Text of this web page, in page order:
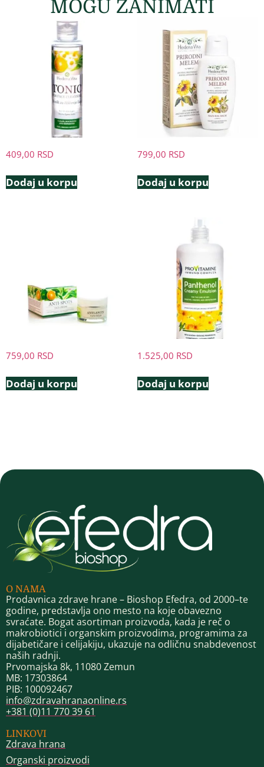
MOGU ZANIMATI
409,00 RSD
Dodaj u korpu
799,00 RSD
Dodaj u korpu
759,00 RSD
Dodaj u korpu
1.525,00 RSD
Dodaj u korpu
O NAMA
Prodavnica zdrave hrane – Bioshop Efedra, od 2000–te
godine, predstavlja ono mesto na koje obavezno
svraćate. Bogat asortiman proizvoda, kada je reč o
makrobiotici i organskim proizvodima, programima za
dijabetičare i celijakiju, ukazuje na odličnu snabdevenost
naših radnji.
Prvomajska 8k, 11080 Zemun
MB: 17303864
PIB: 100092467
info@zdravahranaonline.rs
+381 (0)11 770 39 61
LINKOVI
Zdrava hrana
Organski proizvodi